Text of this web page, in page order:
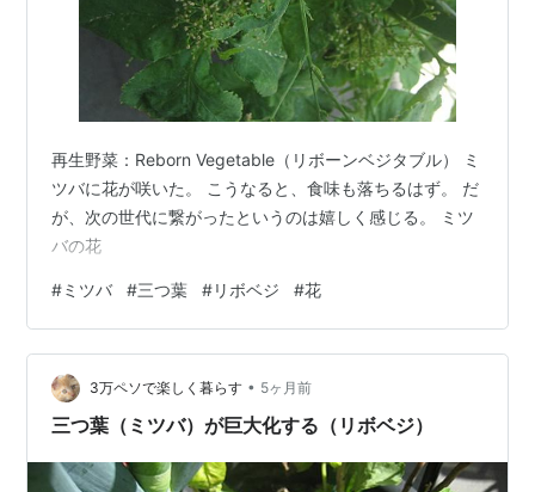
再生野菜：Reborn Vegetable（リボーンベジタブル） ミ
ツバに花が咲いた。 こうなると、食味も落ちるはず。 だ
が、次の世代に繋がったというのは嬉しく感じる。 ミツ
バの花
#ミツバ #三つ葉 #リボベジ #花
3万ペソで楽しく暮らす • 5ヶ月前
三つ葉（ミツバ）が巨大化する（リボベジ）